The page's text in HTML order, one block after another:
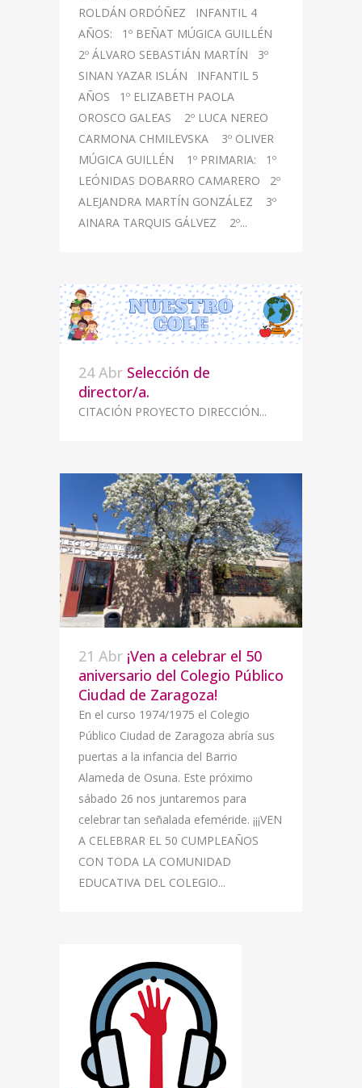
ROLDÁN ORDÓÑEZ INFANTIL 4
AÑOS: 1º BEÑAT MÚGICA GUILLÉN
2º ÁLVARO SEBASTIÁN MARTÍN 3º
SINAN YAZAR ISLÁN INFANTIL 5
AÑOS 1º ELIZABETH PAOLA
OROSCO GALEAS 2º LUCA NEREO
CARMONA CHMILEVSKA 3º OLIVER
MÚGICA GUILLÉN 1º PRIMARIA: 1º
LEÓNIDAS DOBARRO CAMARERO 2º
ALEJANDRA MARTÍN GONZÁLEZ 3º
AINARA TARQUIS GÁLVEZ 2º...
24 Abr Selección de
director/a.
CITACIÓN PROYECTO DIRECCIÓN...
21 Abr ¡Ven a celebrar el 50
aniversario del Colegio Público
Ciudad de Zaragoza!
En el curso 1974/1975 el Colegio
Público Ciudad de Zaragoza abría sus
puertas a la infancia del Barrio
Alameda de Osuna. Este próximo
sábado 26 nos juntaremos para
celebrar tan señalada efeméride. ¡¡¡VEN
A CELEBRAR EL 50 CUMPLEAÑOS
CON TODA LA COMUNIDAD
EDUCATIVA DEL COLEGIO...